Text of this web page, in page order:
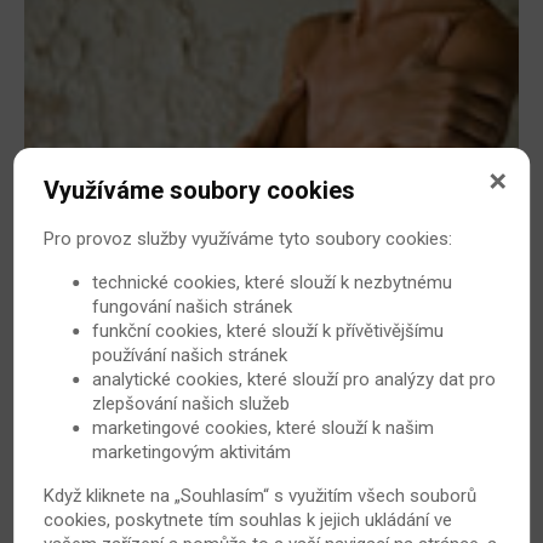
Artritida a lupus – za spojitost může jediný
Revmatoidní artritida se často vyskytuje s dalšími
autoimunitními onemocněními. Jedním z nich může být
i tzv. lupus (latinské označení pro vlka) neboli
systémový lupus erytematodes. Za obě totiž může
mutace jediného genu.
28. 2. 2015 Revmatoidní artritida
Využíváme soubory cookies
Pro provoz služby využíváme tyto soubory cookies:
technické cookies, které slouží k nezbytnému
fungování našich stránek
funkční cookies, které slouží k přívětivějšímu
používání našich stránek
analytické cookies, které slouží pro analýzy dat pro
zlepšování našich služeb
marketingové cookies, které slouží k našim
marketingovým aktivitám
Když kliknete na „Souhlasím“ s využitím všech souborů
cookies, poskytnete tím souhlas k jejich ukládání ve